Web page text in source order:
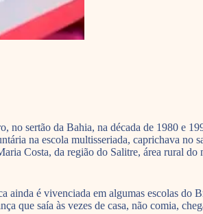
sertão da Bahia, na década de 1980 e
na escola multisseriada, caprichava no
Costa, da região do Salitre, área rural
é vivenciada em algumas escolas
saía às vezes de casa, não comia,